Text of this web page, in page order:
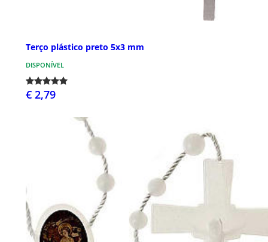
Terço plástico preto 5x3 mm
DISPONÍVEL
€ 2,79